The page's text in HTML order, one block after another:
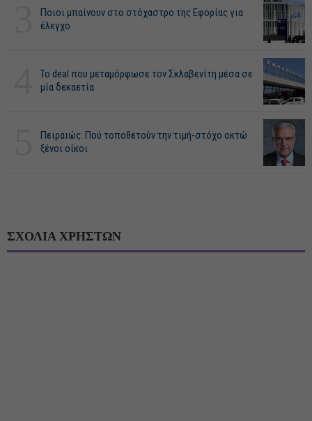
Ποιοι μπαίνουν στο στόχαστρο της Εφορίας για
έλεγχο
Το deal που μεταμόρφωσε τον Σκλαβενίτη μέσα σε
μία δεκαετία
Πειραιώς: Πού τοποθετούν την τιμή-στόχο οκτώ
ξένοι οίκοι
ΣΧΟΛΙΑ ΧΡΗΣΤΩΝ